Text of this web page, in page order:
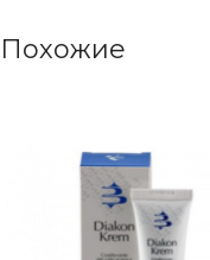
Похожие